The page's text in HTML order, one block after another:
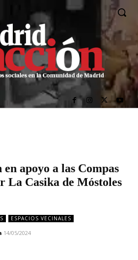
apoyo a las Compas
La Casika de Móstoles
ESPACIOS VECINALES
14/05/2024